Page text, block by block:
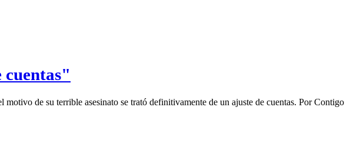
cuentas"
de su terrible asesinato se trató definitivamente de un ajuste de cuentas. Por Contigo